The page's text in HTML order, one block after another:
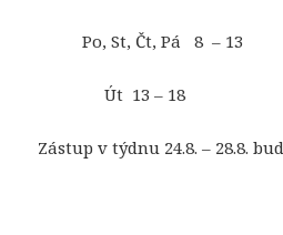
Po, St, Čt, Pá 8 – 13
Út 13 – 18
Zástup v týdnu 24.8. – 28.8.